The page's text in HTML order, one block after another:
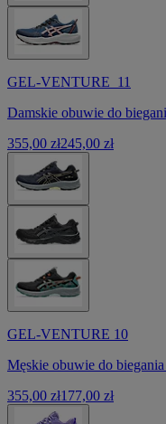
GEL-VENTURE 11
Damskie obuwie do
355,00 zł245,00 zł
GEL-VENTURE 10
Męskie obuwie do
355,00 zł177,00 zł